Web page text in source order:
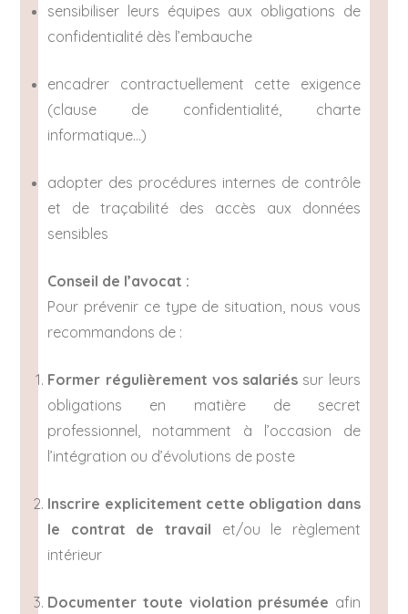
sensibiliser leurs équipes aux obligations de
confidentialité dès l’embauche
encadrer contractuellement cette exigence
(clause de confidentialité, charte
informatique…)
adopter des procédures internes de contrôle
et de traçabilité des accès aux données
sensibles
Conseil de l’avocat :
Pour prévenir ce type de situation, nous vous
recommandons de :
Former régulièrement vos salariés sur leurs
obligations en matière de secret
professionnel, notamment à l’occasion de
l’intégration ou d’évolutions de poste
Inscrire explicitement cette obligation dans
le contrat de travail et/ou le règlement
intérieur
Documenter toute violation présumée afin